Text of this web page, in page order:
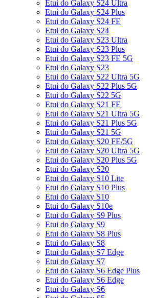
Etui do Galaxy S24 Ultra
Etui do Galaxy S24 Plus
Etui do Galaxy S24 FE
Etui do Galaxy S24
Etui do Galaxy S23 Ultra
Etui do Galaxy S23 Plus
Etui do Galaxy S23 FE 5G
Etui do Galaxy S23
Etui do Galaxy S22 Ultra 5G
Etui do Galaxy S22 Plus 5G
Etui do Galaxy S22 5G
Etui do Galaxy S21 FE
Etui do Galaxy S21 Ultra 5G
Etui do Galaxy S21 Plus 5G
Etui do Galaxy S21 5G
Etui do Galaxy S20 FE/5G
Etui do Galaxy S20 Ultra 5G
Etui do Galaxy S20 Plus 5G
Etui do Galaxy S20
Etui do Galaxy S10 Lite
Etui do Galaxy S10 Plus
Etui do Galaxy S10
Etui do Galaxy S10e
Etui do Galaxy S9 Plus
Etui do Galaxy S9
Etui do Galaxy S8 Plus
Etui do Galaxy S8
Etui do Galaxy S7 Edge
Etui do Galaxy S7
Etui do Galaxy S6 Edge Plus
Etui do Galaxy S6 Edge
Etui do Galaxy S6